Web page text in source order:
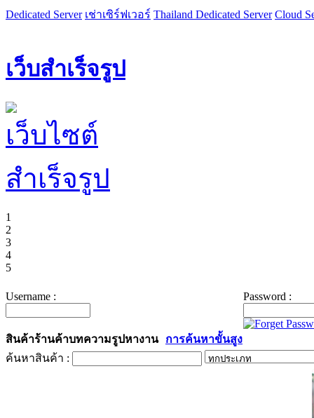
Dedicated Server เช่าเซิร์ฟเวอร์ Thailand Dedicated Server Cloud
เว็บสำเร็จรูป
1
2
3
4
5
Username : Password :
สินค้าร้านค้าบทความรูปหางาน
การค้นหาขั้นสูง
ค้นหาสินค้า :